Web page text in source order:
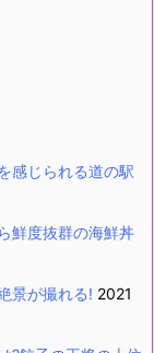
感じられる道の駅
鮮度抜群の海鮮丼
景が撮れる! 2021